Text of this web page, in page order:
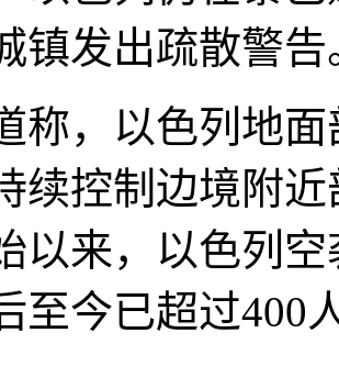
镇发出疏散警告
，以色列地面
续控制边境附
以来，以色列
至今已超过400